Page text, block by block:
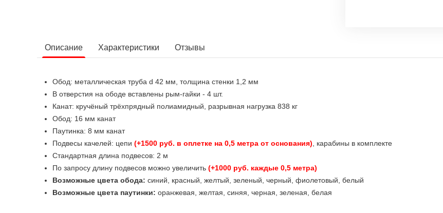
Описание Характеристики Отзывы
Обод: металлическая труба d 42 мм, толщина стенки 1,2 мм
В отверстия на ободе вставлены рым-гайки - 4 шт.
Канат: кручёный трёхпрядный полиамидный, разрывная нагрузка 838 кг
Обод: 16 мм канат
Паутинка: 8 мм канат
Подвесы качелей: цепи (+1500 руб. в оплетке на 0,5 метра от основания) , карабины в комплекте
Стандартная длина подвесов: 2 м
По запросу длину подвесов можно увеличить (+1000 руб. каждые 0,5 метра)
Возможные цвета обода: синий, красный, желтый, зеленый, черный, фиолетовый, белый
Возможные цвета паутинки: оранжевая, желтая, синяя, черная, зеленая, белая